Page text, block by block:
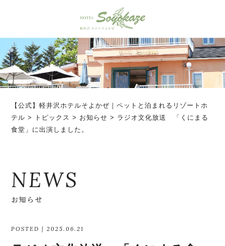
【公式】軽井沢ホテルそよかぜ｜ペットと泊まれるリゾートホ
テル > トピックス > お知らせ > ラジオ文化放送 「くにまる
食堂」に出演しました。
NEWS
お知らせ
POSTED | 2025.06.21